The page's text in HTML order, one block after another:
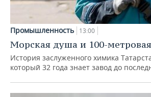
Промышленность 13:00
Морская душа и 100-
История заслуженного химика
который 32 года знает завод до